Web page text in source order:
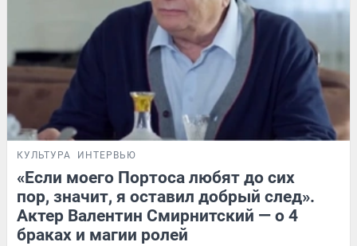
КУЛЬТУРА ИНТЕРВЬЮ
«Если моего Портоса любят до сих
пор, значит, я оставил добрый след».
Актер Валентин Смирнитский — о 4
браках и магии ролей